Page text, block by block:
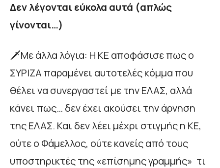
Δεν λέγονται εύκολα αυτά (απλώς
γίνονται…)
🗡️Με άλλα λόγια: Η ΚΕ αποφάσισε πως ο
ΣΥΡΙΖΑ παραμένει αυτοτελές κόμμα που
θέλει να συνεργαστεί με την ΕΛΑΣ, αλλά
κάνει πως… δεν έχει ακούσει την άρνηση
της ΕΛΑΣ. Και δεν λέει μέχρι στιγμής η ΚΕ,
ούτε ο Φάμελλος, ούτε κανείς από τους
υποστηρικτές της «επίσημης γραμμής» τι